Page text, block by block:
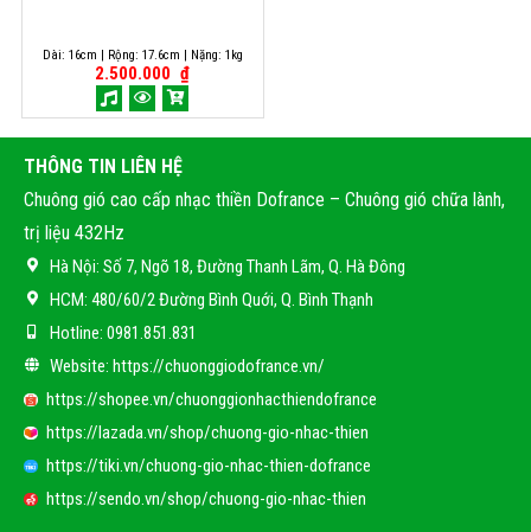
Dài: 16cm | Rộng: 17.6cm | Nặng: 1kg
2.500.000 ₫
THÔNG TIN LIÊN HỆ
Chuông gió cao cấp nhạc thiền Dofrance – Chuông gió chữa lành,
trị liệu 432Hz
Hà Nội: Số 7, Ngõ 18, Đường Thanh Lãm, Q. Hà Đông
HCM: 480/60/2 Đường Bình Quới, Q. Bình Thạnh
Hotline: 0981.851.831
Website: https://chuonggiodofrance.vn/
https://shopee.vn/chuonggionhacthiendofrance
https://lazada.vn/shop/chuong-gio-nhac-thien
https://tiki.vn/chuong-gio-nhac-thien-dofrance
https://sendo.vn/shop/chuong-gio-nhac-thien